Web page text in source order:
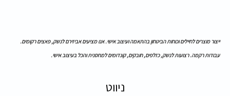
ייצור מוצרים לחיילים וכוחות הביטחון בהתאמה ועיצוב אישי. אנו מציעים אביזירם לנשק, פאצים רקומים.
עבודות רקמה. רצועות לנשק, כזלפים, חובקים, קונדומים למחסנית והכל בעיצוב אישי.
ניווט